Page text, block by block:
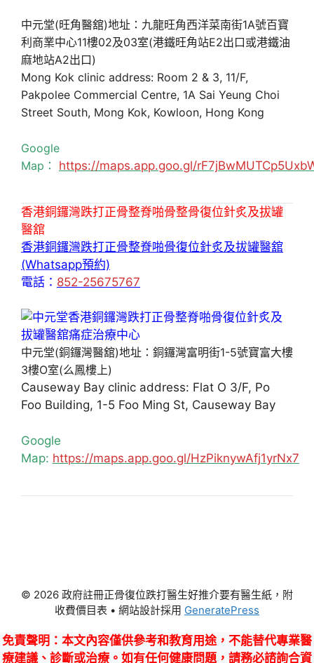
中元堂(旺角醫舘)地址：九龍旺角西洋菜南街1A號百寶
利商業中心11樓02及03室(港鐵旺角站E2出口或港鐵油
麻地站A2出口)
Mong Kok clinic address: Room 2 & 3, 11/F,
Pakpolee Commercial Centre, 1A Sai Yeung Choi
Street South, Mong Kok, Kowloon, Hong Kong
Google
Map： https://maps.app.goo.gl/
香港銅鑼灣跌打正骨整脊啪骨整骨復位針炙及拔罐
醫舘
香港銅鑼灣跌打正骨整脊啪骨復位針炙及拔罐醫舘
(Whatsapp預約)
電話： 852-25675767
中元堂(銅鑼灣醫舘)地址：銅鑼灣富明街1-5號寶富大樓
3樓O室(么鳳樓上)
Causeway Bay clinic address: Flat O 3/F, Po
Foo Building, 1-5 Foo Ming St, Causeway Bay
Google
Map: https://maps.app.goo.gl/HzPiknywAfj1yrNx7
© 2026 政府註冊正骨復位跌打醫生好推介要有醫生紙，附
收費價目表 • 網站設計採用 GeneratePress
免責聲明 ：本文內容僅供參考和教育用途，不能替代專業醫
療建議、診斷或治療。如有任何健康問題，請務必諮詢合資